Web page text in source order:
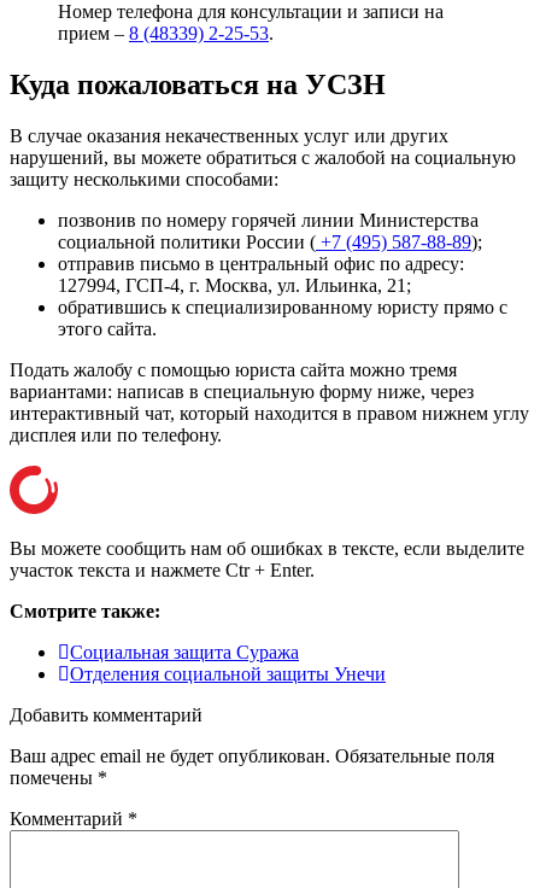
Номер телефона для консультации и записи на
прием – 8 (48339) 2-25-53.
Куда пожаловаться на УСЗН
В случае оказания некачественных услуг или других
нарушений, вы можете обратиться с жалобой на социальную
защиту несколькими способами:
позвонив по номеру горячей линии Министерства
социальной политики России ( +7 (495) 587-88-89);
отправив письмо в центральный офис по адресу:
127994, ГСП-4, г. Москва, ул. Ильинка, 21 ;
обратившись к специализированному юристу прямо с
этого сайта.
Подать жалобу с помощью юриста сайта можно тремя
вариантами: написав в специальную форму ниже, через
интерактивный чат, который находится в правом нижнем углу
дисплея или по телефону.
Вы можете сообщить нам об ошибках в тексте, если выделите
участок текста и нажмете Ctr + Enter.
Смотрите также:
Социальная защита Суража
Отделения социальной защиты Унечи
Добавить комментарий
Ваш адрес email не будет опубликован. Обязательные поля
помечены *
Комментарий *